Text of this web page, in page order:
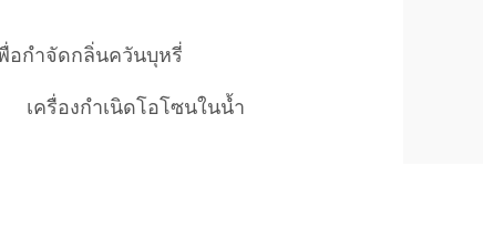
อกำจัดกลิ่นควันบุหรี่
เครื่องกำเนิดโอโซนในน้ำ